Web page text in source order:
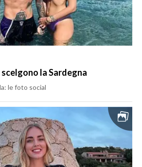
la Sardegna
le foto social